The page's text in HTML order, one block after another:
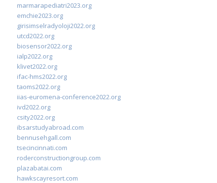
marmarapediatri2023.org
emchie2023.org
girisimselradyoloji2022.org
utcd2022.org
biosensor2022.org
ialp2022.org
klivet2022.org
ifac-hms2022.org
taoms2022.org
iias-euromena-conference2022.org
ivd2022.org
csity2022.org
ibsarstudyabroad.com
bennusehgall.com
tsecincinnati.com
roderconstructiongroup.com
plazabatai.com
hawkscayresort.com